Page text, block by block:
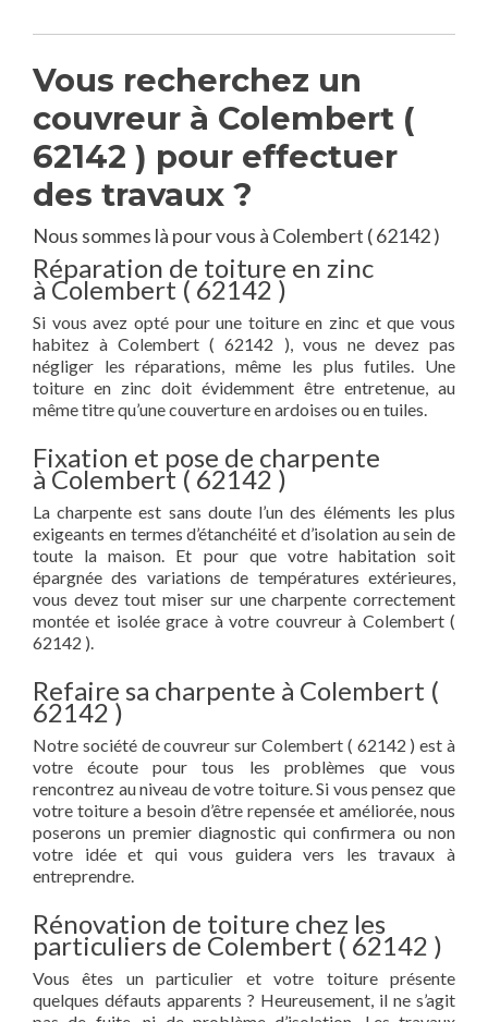
Vous recherchez un
couvreur à Colembert (
62142 ) pour effectuer
des travaux ?
Nous sommes là pour vous à Colembert ( 62142 )
Réparation de toiture en zinc
à Colembert ( 62142 )
Si vous avez opté pour une toiture en zinc et que vous
habitez à Colembert ( 62142 ), vous ne devez pas
négliger les réparations, même les plus futiles. Une
toiture en zinc doit évidemment être entretenue, au
même titre qu’une couverture en ardoises ou en tuiles.
Fixation et pose de charpente
à Colembert ( 62142 )
La charpente est sans doute l’un des éléments les plus
exigeants en termes d’étanchéité et d’isolation au sein de
toute la maison. Et pour que votre habitation soit
épargnée des variations de températures extérieures,
vous devez tout miser sur une charpente correctement
montée et isolée grace à votre couvreur à Colembert (
62142 ).
Refaire sa charpente à Colembert (
62142 )
Notre société de couvreur sur Colembert ( 62142 ) est à
votre écoute pour tous les problèmes que vous
rencontrez au niveau de votre toiture. Si vous pensez que
votre toiture a besoin d’être repensée et améliorée, nous
poserons un premier diagnostic qui confirmera ou non
votre idée et qui vous guidera vers les travaux à
entreprendre.
Rénovation de toiture chez les
particuliers de Colembert ( 62142 )
Vous êtes un particulier et votre toiture présente
quelques défauts apparents ? Heureusement, il ne s’agit